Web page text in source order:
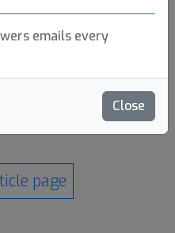
emails every
Close
page
page